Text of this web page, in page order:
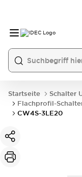
Startseite Schalter
Flachprofil-
CW4S-3LE20